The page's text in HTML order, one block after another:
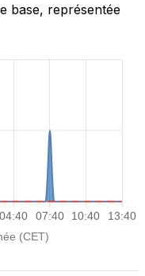
base, représentée